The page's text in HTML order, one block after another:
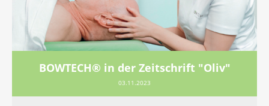
BOWTECH® in der Zeitschrift "Oliv"
03.11.2023